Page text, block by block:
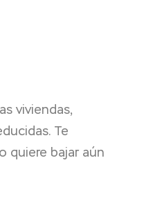
viviendas,
Te
quiere bajar aún